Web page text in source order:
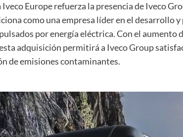
Europe refuerza la presencia de Iveco
como una empresa líder en el desarrollo
por energía eléctrica. Con el aumento
adquisición permitirá a Iveco Group
de emisiones contaminantes.